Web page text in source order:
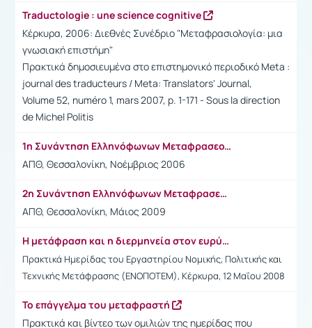
Traductologie : une science cognitive
Κέρκυρα, 2006: Διεθνές Συνέδριο "Μεταφρασιολογία: μια
γνωσιακή επιστήμη"
Πρακτικά δημοσιευμένα στο επιστημονικό περιοδικό Meta :
journal des traducteurs / Meta: Translators' Journal,
Volume 52, numéro 1, mars 2007, p. 1-171 - Sous la direction
de Michel Politis
1η Συνάντηση Ελληνόφωνων Μεταφρασεολόγων
ΑΠΘ, Θεσσαλονίκη, Νοέμβριος 2006
2η Συνάντηση Ελληνόφωνων Μεταφρασεολόγων
ΑΠΘ, Θεσσαλονίκη, Μάιος 2009
Η μετάφραση και η διερμηνεία στον ευρύτερο δημόσιο τομέα
Πρακτικά Ημερίδας του Εργαστηρίου Νομικής, Πολιτικής και
Τεχνικής Μετάφρασης (ΕΝΟΠΟΤΕΜ), Κέρκυρα, 12 Μαΐου 2008
Το επάγγελμα του μεταφραστή
Πρακτικά και βίντεο των ομιλιών της ημερίδας που